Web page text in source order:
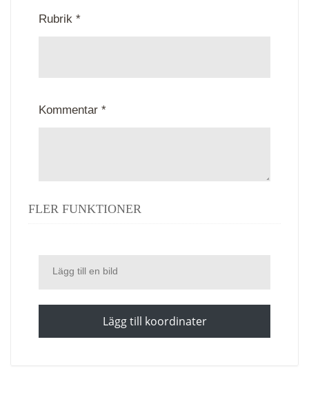
Rubrik *
Kommentar *
FLER FUNKTIONER
Lägg till en bild
Lägg till koordinater